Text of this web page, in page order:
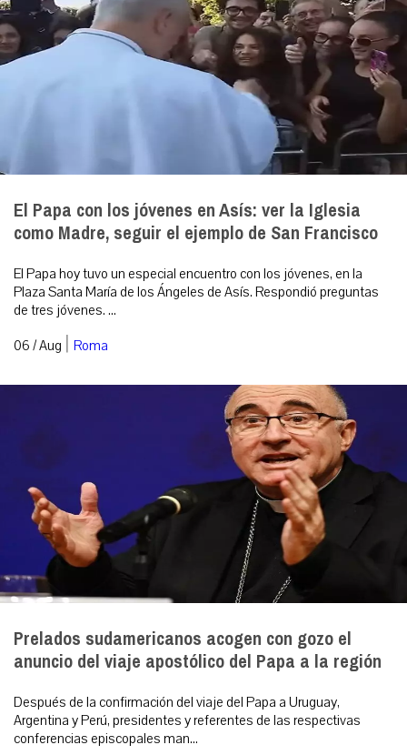
El Papa con los jóvenes en Asís: ver la Iglesia
como Madre, seguir el ejemplo de San Francisco
El Papa hoy tuvo un especial encuentro con los jóvenes, en la
Plaza Santa María de los Ángeles de Asís. Respondió preguntas
de tres jóvenes. ...
06 / Aug | Roma
Prelados sudamericanos acogen con gozo el
anuncio del viaje apostólico del Papa a la región
Después de la confirmación del viaje del Papa a Uruguay,
Argentina y Perú, presidentes y referentes de las respectivas
conferencias episcopales man...